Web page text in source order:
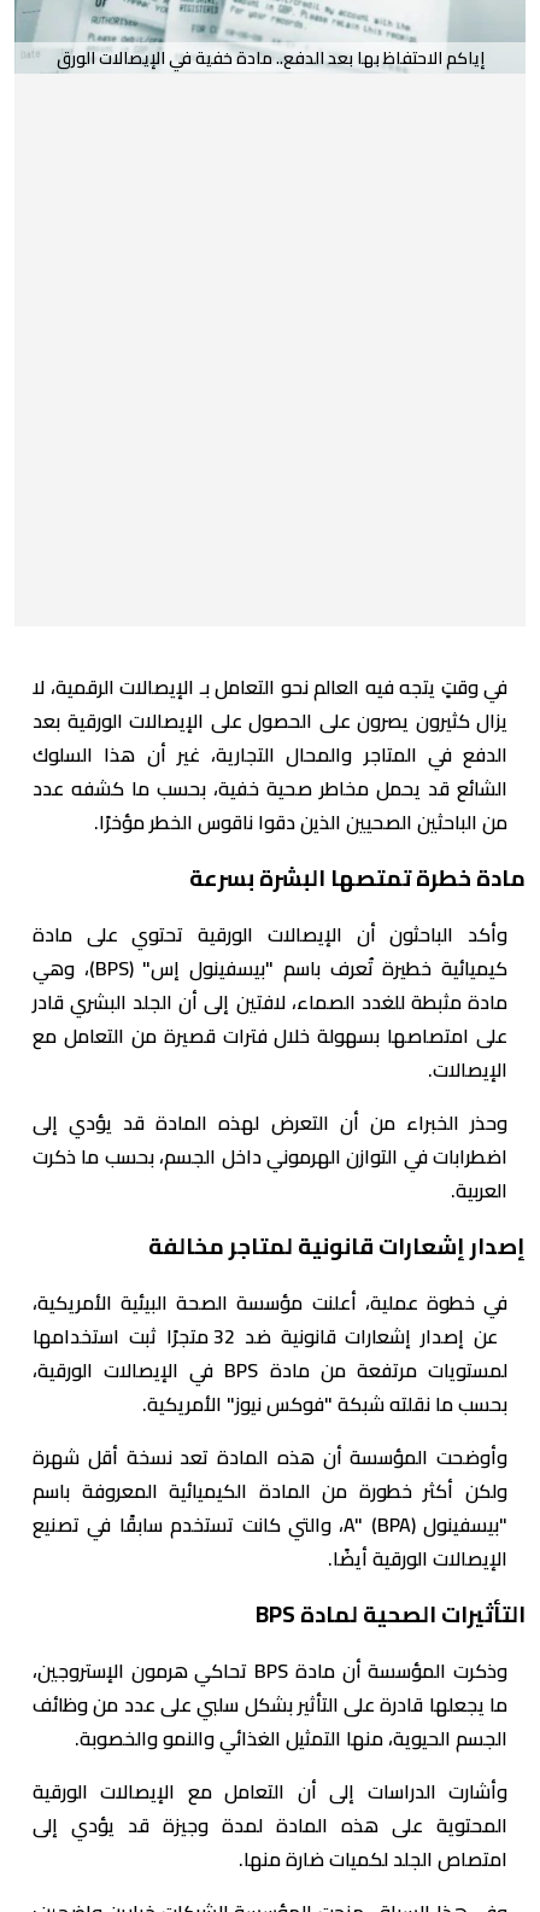
إياكم الاحتفاظ بها بعد الدفع.. مادة خفية في الإيصالات الورق
في وقتٍ يتجه فيه العالم نحو التعامل بـ الإيصالات الرقمية، لا
يزال كثيرون يصرون على الحصول على الإيصالات الورقية بعد
الدفع في المتاجر والمحال التجارية، غير أن هذا السلوك
الشائع قد يحمل مخاطر صحية خفية، بحسب ما كشفه عدد
من الباحثين الصحيين الذين دقوا ناقوس الخطر مؤخرًا.
مادة خطرة تمتصها البشرة بسرعة
وأكد الباحثون أن الإيصالات الورقية تحتوي على مادة
كيميائية خطيرة تُعرف باسم "بيسفينول إس" (BPS)، وهي
مادة مثبطة للغدد الصماء، لافتين إلى أن الجلد البشري قادر
على امتصاصها بسهولة خلال فترات قصيرة من التعامل مع
الإيصالات.
وحذر الخبراء من أن التعرض لهذه المادة قد يؤدي إلى
اضطرابات في التوازن الهرموني داخل الجسم، بحسب ما ذكرت
العربية.
إصدار إشعارات قانونية لمتاجر مخالفة
في خطوة عملية، أعلنت مؤسسة الصحة البيئية الأمريكية،
عن إصدار إشعارات قانونية ضد 32 متجرًا ثبت استخدامها
لمستويات مرتفعة من مادة BPS في الإيصالات الورقية،
بحسب ما نقلته شبكة "فوكس نيوز" الأمريكية.
وأوضحت المؤسسة أن هذه المادة تعد نسخة أقل شهرة
ولكن أكثر خطورة من المادة الكيميائية المعروفة باسم
"بيسفينول A" (BPA)، والتي كانت تستخدم سابقًا في تصنيع
الإيصالات الورقية أيضًا.
التأثيرات الصحية لمادة BPS
وذكرت المؤسسة أن مادة BPS تحاكي هرمون الإستروجين،
ما يجعلها قادرة على التأثير بشكل سلبي على عدد من وظائف
الجسم الحيوية، منها التمثيل الغذائي والنمو والخصوبة.
وأشارت الدراسات إلى أن التعامل مع الإيصالات الورقية
المحتوية على هذه المادة لمدة وجيزة قد يؤدي إلى
امتصاص الجلد لكميات ضارة منها.